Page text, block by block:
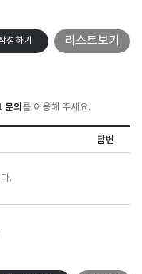
성하기 리스트보기
문의 를 이용해 주세요.
답변
.